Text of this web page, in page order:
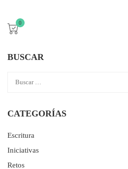
0
BUSCAR
CATEGORÍAS
Escritura
Iniciativas
Retos